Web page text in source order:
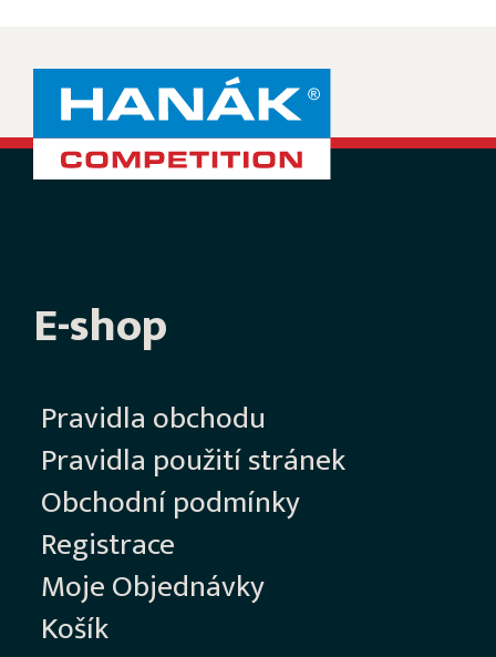
E-shop
Pravidla obchodu
Pravidla použití stránek
Obchodní podmínky
Registrace
Moje Objednávky
Košík